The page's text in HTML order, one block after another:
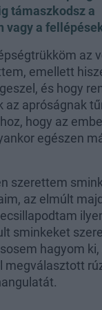
támaszkodsz a
vagy a
az
emellett
és hogy
az apróságnak
hogy az
egészen
szerettem
az elmúlt
sminkeket
hagyom ki,
megválasztott